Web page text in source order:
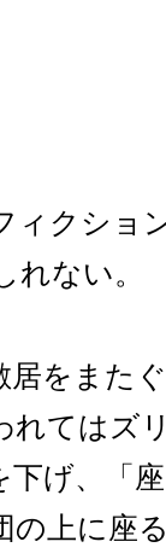
ィクショ
ない。
居をまた
れてはズ
げ、「
の上に座